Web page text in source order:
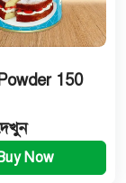
150
Now